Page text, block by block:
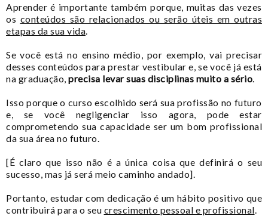
Aprender é importante também porque, muitas das vezes
os conteúdos são relacionados ou serão úteis em outras
etapas da sua vida
Se você está no ensino médio, por exemplo, vai precisar
desses conteúdos para prestar vestibular e, se você já está
na graduação, precisa levar suas disciplinas muito a sério
Isso porque o curso escolhido será sua profissão no futuro
e, se você negligenciar isso agora, pode estar
comprometendo sua capacidade ser um bom profissional
da sua área no futuro.
[É claro que isso não é a única coisa que definirá o seu
sucesso, mas já será meio caminho andado].
Portanto, estudar com dedicação é um hábito positivo que
contribuirá para o seu crescimento pessoal e profissional